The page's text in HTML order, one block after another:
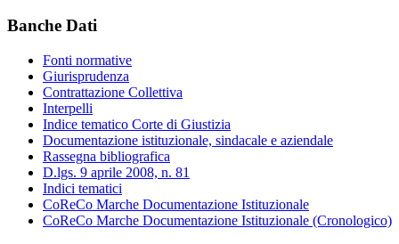
Banche Dati
Fonti normative
Giurisprudenza
Contrattazione Collettiva
Interpelli
Indice tematico Corte di Giustizia
Documentazione istituzionale, sindacale e aziendale
Rassegna bibliografica
D.lgs. 9 aprile 2008, n. 81
Indici tematici
CoReCo Marche Documentazione Istituzionale
CoReCo Marche Documentazione Istituzionale (Cronologico)